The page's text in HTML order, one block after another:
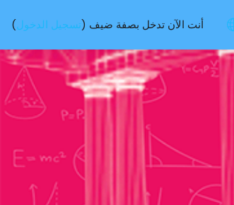
أنت الآن تدخل بصفة ضيف (تسجيل الدخول)